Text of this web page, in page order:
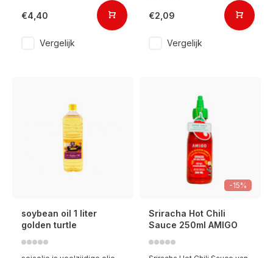
€4,40
Vergelijk
€2,09
Vergelijk
soybean oil 1 liter
golden turtle
-15%
Sriracha Hot Chili
Sauce 250ml AMIGO